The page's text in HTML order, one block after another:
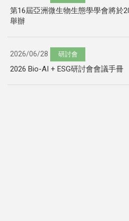
第16屆亞洲微生物生態學學會將於
舉辦
2026/06/28 研討會
2026 Bio-AI + ESG研討會會議手冊